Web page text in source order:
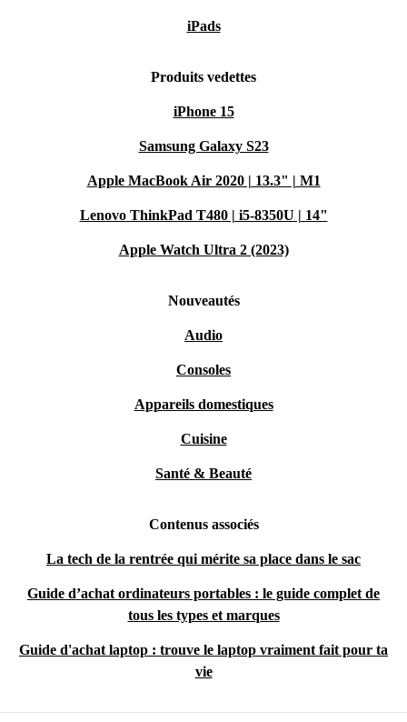
iPads
Produits vedettes
iPhone 15
Samsung Galaxy S23
Apple MacBook Air 2020 | 13.3" | M1
Lenovo ThinkPad T480 | i5-8350U | 14"
Apple Watch Ultra 2 (2023)
Nouveautés
Audio
Consoles
Appareils domestiques
Cuisine
Santé & Beauté
Contenus associés
La tech de la rentrée qui mérite sa place dans le sac
Guide d’achat ordinateurs portables : le guide complet de
tous les types et marques
Guide d'achat laptop : trouve le laptop vraiment fait pour ta
vie